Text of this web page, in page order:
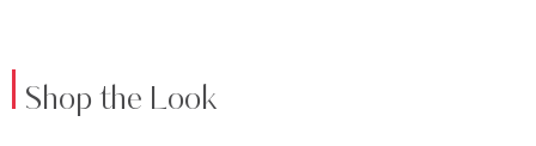
Shop the Look